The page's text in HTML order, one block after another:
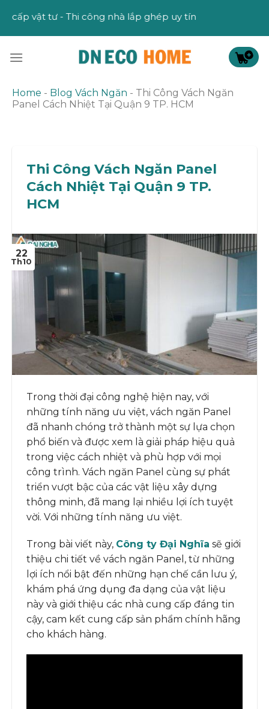
content
Thi công nhà lắp ghép uy tín
Home - Blog Vách Ngăn - Thi Công Vách Ngăn
Panel Cách Nhiệt Tại Quận 9 TP. HCM
Thi Công Vách Ngăn Panel
Cách Nhiệt Tại Quận 9 TP.
HCM
22
Th10
Trong thời đại công nghệ hiện nay, với
những tính năng ưu việt, vách ngăn Panel
đã nhanh chóng trở thành một sự lựa chọn
phổ biến và được xem là giải pháp hiệu quả
trong việc cách nhiệt và phù hợp với mọi
công trình. Vách ngăn Panel cùng sự phát
triển vượt bậc của các vật liệu xây dựng
thông minh, đã mang lại nhiều lợi ích tuyệt
vời. Với những tính năng ưu việt.
Trong bài viết này, Công ty Đại Nghĩa sẽ giới
thiệu chi tiết về vách ngăn Panel, từ những
lợi ích nổi bật đến những hạn chế cần lưu ý,
khám phá ứng dụng đa dạng của vật liệu
này và giới thiệu các nhà cung cấp đáng tin
cậy, cam kết cung cấp sản phẩm chính hãng
cho khách hàng.